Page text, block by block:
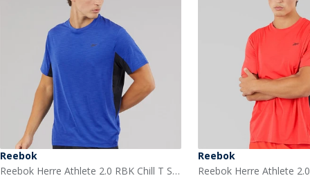
Reebok
Reebok Herre Athlete 2.0 RBK Chill T Shirt Boundless Blue
Reebok